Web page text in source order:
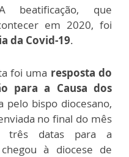
beatificação, que
em 2020, foi
da Covid-19.
foi uma resposta do
para a Causa dos
pelo bispo diocesano,
no final do mês
três datas para a
à diocese de